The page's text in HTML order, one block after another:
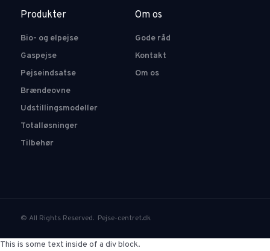
Produkter
Bio- og elpejse
Gaspejse
Pejseindsatse
Brændeovne
Udstillingsmodeller
Totalløsninger
Tilbehør
Om os
Gode råd
Kontakt
Om os
© All Rights Reserved. Pejse-centret.dk
This is some text inside of a div block.